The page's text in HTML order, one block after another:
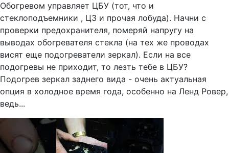
Обогревом управляет ЦБУ (тот, что и
стеклоподъемники , ЦЗ и прочая лобуда). Начни с
проверки предохранителя, померяй напругу на
выводах обогревателя стекла (на тех же проводах
висят еще подогреватели зеркал). Если на все
подогревы не приходит, то лезть тебе в ЦБУ?
Подогрев зеркал заднего вида - очень актуальная
опция в холодное время года, особенно на Ленд Ровер,
ведь...